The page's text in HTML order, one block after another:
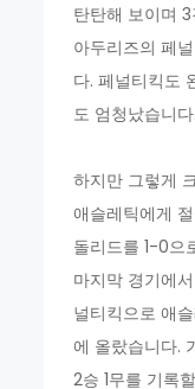
탄탄해 보이며
아두리즈의 페
다. 페널티킥도
도 엄청났습니다.
하지만 그렇게
애슬레틱에게
돌리드를 1-0으
마지막 경기에
널티킥으로 애
에 올랐습니다.
2승 1무를 기록